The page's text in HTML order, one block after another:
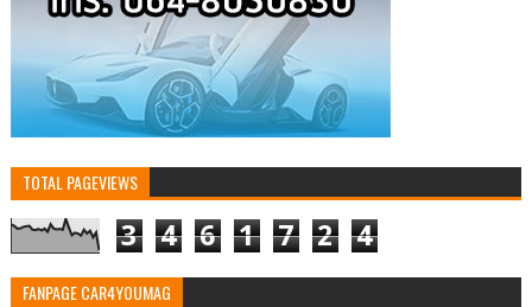
TOTAL PAGEVIEWS
3 4 6 1 7 2 4
FANPAGE CAR4YOUMAG